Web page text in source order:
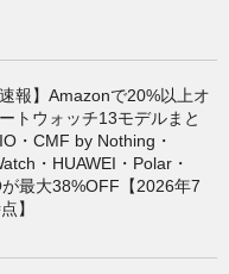
速報】Amazonで20%以上オ
トウォッチ13モデルまと
・CMF by Nothing・
・HUAWEI・Polar・
最大38%OFF【2026年7
】